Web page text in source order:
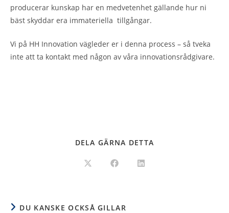
producerar kunskap har en medvetenhet gällande hur ni
bäst skyddar era immateriella tillgångar.
Vi på HH Innovation vägleder er i denna process – så tveka
inte att ta kontakt med någon av våra innovationsrådgivare.
DELA GÄRNA DETTA
DU KANSKE OCKSÅ GILLAR